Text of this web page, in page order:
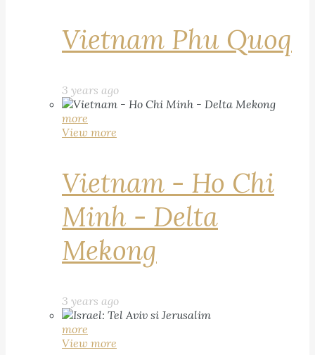
Vietnam Phu Quoq
3 years ago
more
View more
Vietnam - Ho Chi
Minh - Delta
Mekong
3 years ago
more
View more